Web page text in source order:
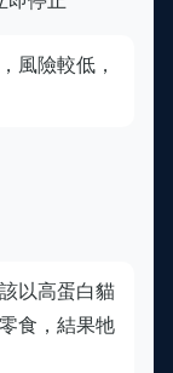
風險較低，
以高蛋白貓
食，結果牠